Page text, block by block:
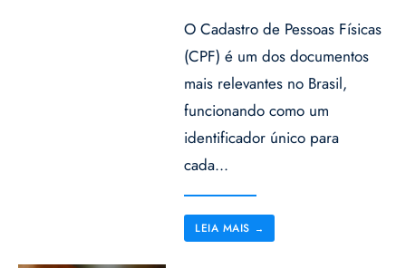
O Cadastro de Pessoas Físicas
(CPF) é um dos documentos
mais relevantes no Brasil,
funcionando como um
identificador único para
cada...
LEIA MAIS →